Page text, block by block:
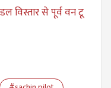
विस्तार से पूर्व वन टू